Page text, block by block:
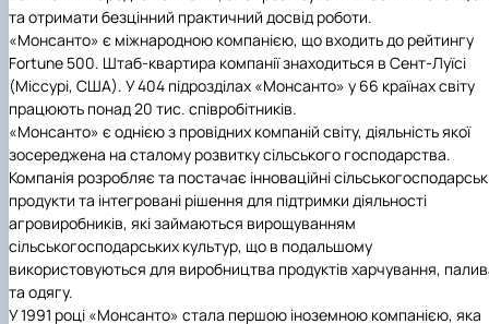
Іноземні мови
Працевлаштування
Їдальні та буфети
Студентські квитки
Центр вивчення мов
Психологічна підтримка
Інклюзивне середовище
Рада молодих вчених
Наукові школи
Стартап школа НУБіП України
Методичні рекомендації, пам'ятки
Форми документів
Патентно-ліцензійна діяльність
ЦКНО «Агропромисловий комплекс, лісове і
садово-паркове господарство, ветеринарна
медицина»
Обладнання НУБіП України
Біоетична комісія
Наукові видання
Досліднику та автору
Звіт про проведення НТЗ
Наукові журнали НУБіП України
Наукові журнали НУБіП України (English)
Пам'ятка про проведення науково-
заходів
Порядок планування та організації
проведення НТЗ
Результати науково-технічних заходів
Монографії
Наука для бізнесу
Каталог наукових послуг
«SEB-2024»
«SEB-2025»
Наглядова рада
Рада роботодавців
Благодійний фонд «Голосіївська ініціатива
2020»
Історія університету
Видатні випускники та працівники
Звіт ректора
Пам'яті захисників України
Почесні доктори і професори НУБіП України
Пресслужба
Університетський кур'єр
Вибори ректора
Програма розвитку університету
ініціатива – 2025»
Доступ до публічної інформації
Державні закупівлі
Офіційна символіка
Антикорупційні заходи
Уповноважена особа з питань запобігання
виявлення корупції
Положення про антикорупційного
уповноваженого НУБіП України
Національні нормативно-правові акти
Нормативно-правові акти НУБіП України
Інформаційні ресурси НАЗК
Методичні роз’яснення НАЗК
Гендерна радниця
Контактна інформація
та отримати безцінний практичний досвід роботи.
«Монсанто» є міжнародною компанією, що входить до рейтингу
Fortune 500. Штаб-квартира компанії знаходиться в Сент-Луїсі
(Міссурі, США). У 404 підрозділах «Монсанто» у 66 країнах світу
працюють понад 20 тис. співробітників.
«Монсанто» є однією з провідних компаній світу, діяльність якої
зосереджена на сталому розвитку сільського господарства.
Компанія розробляє та постачає інноваційні
продукти та інтегровані рішення для підтримки діяльності
агровиробників, які займаються вирощуванням
сільськогосподарських культур, що в подальшому
використовуються для виробництва продуктів харчування,
та одягу.
У 1991 році «Монсанто» стала першою іноземною компанією, яка